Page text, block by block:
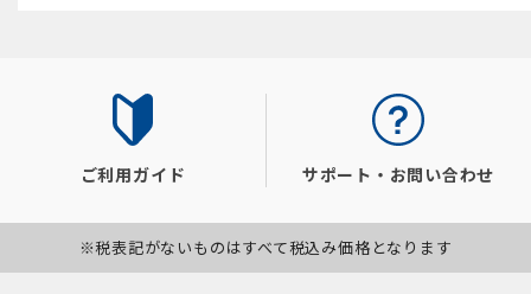
ご利用ガイド サポート・お問い合わせ
※税表記がないものはすべて税込み価格となります